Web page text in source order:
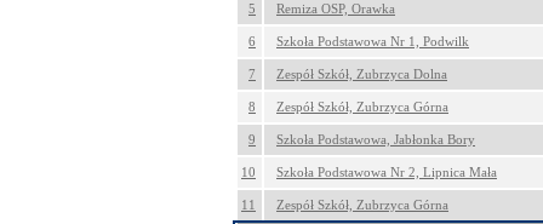
5 Remiza OSP, Orawka
6 Szkoła Podstawowa Nr 1, Podwilk
7 Zespół Szkół, Zubrzyca Dolna
8 Zespół Szkół, Zubrzyca Górna
9 Szkoła Podstawowa, Jabłonka Bory
10 Szkoła Podstawowa Nr 2, Lipnica Mała
11 Zespół Szkół, Zubrzyca Górna